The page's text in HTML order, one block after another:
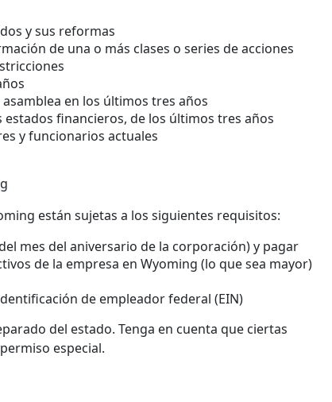
y sus reformas
de una o más clases o series de acciones
en los últimos tres años
financieros, de los últimos tres años
y funcionarios actuales
están sujetas a los siguientes requisitos:
mes del aniversario de la corporación) y pagar
de la empresa en Wyoming (lo que sea mayor)
de empleador federal (EIN)
del estado. Tenga en cuenta que ciertas
especial.